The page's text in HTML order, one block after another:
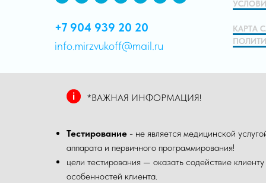
+7 904 939 20 20
info.mirzvukoff@mail.ru
КАРТА
*ВАЖНАЯ ИНФОРМАЦИЯ!
Тестирование - не является медицинской
аппарата и первичного программирования!
цели тестирования — оказать содействие
особенностей клиента.